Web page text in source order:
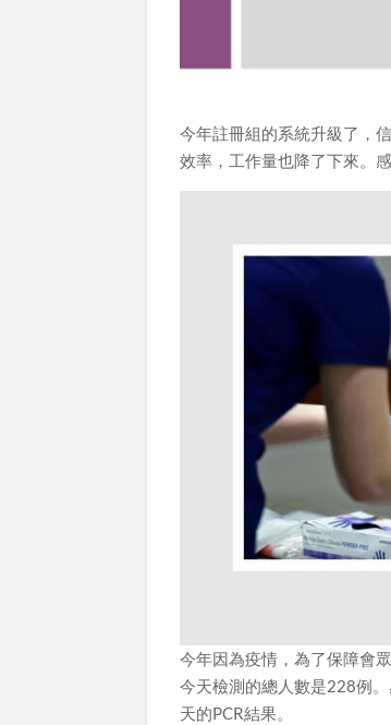
今年註冊組的系統升級了，
效率，工作量也降了下來。
今年因為疫情，為了保障會
今天檢測的總人數是228例
天的PCR結果。